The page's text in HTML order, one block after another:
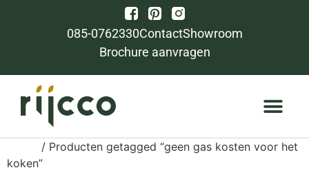
085-0762330ContactShowroom
Brochure aanvragen
/ Producten getagged “geen gas kosten voor het
koken”